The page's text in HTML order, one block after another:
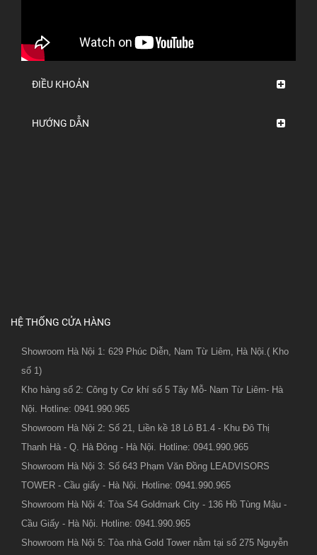
ĐIỀU KHOẢN
HƯỚNG DẪN
HỆ THỐNG CỬA HÀNG
Showroom Hà Nội 1: 629 Phúc Diễn, Nam Từ Liêm, Hà Nội.( Kho
số 1)
Kho hàng số 2: Công ty Cơ khí số 5 Tây Mỗ- Nam Từ Liêm- Hà
Nội. Hotline: 0941.990.965
Showroom Hà Nội 2: Số 21, Liền kề 18 Lô B1.4 - Khu Đô Thị
Thanh Hà - Q. Hà Đông - Hà Nội. Hotline: 0941.990.965
Showroom Hà Nội 3: Số 643 Phạm Văn Đồng LEADVISORS
TOWER - Cầu giấy - Hà Nội. Hotline: 0941.990.965
Showroom Hà Nội 4: Tòa S4 Goldmark City - 136 Hồ Tùng Mậu -
Cầu Giấy - Hà Nội. Hotline: 0941.990.965
Showroom Hà Nội 5: Tòa nhà Gold Tower nằm tại số 275 Nguyễn